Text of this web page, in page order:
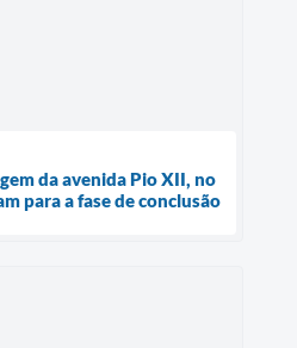
da avenida Pio XII, no
para a fase de conclusão